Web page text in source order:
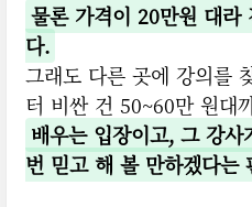
물론 가격이 20만원 대라
다.
그래도 다른 곳에 강의를
터 비싼 건 50~60만 원대
배우는 입장이고, 그 강
번 믿고 해 볼 만하겠다는